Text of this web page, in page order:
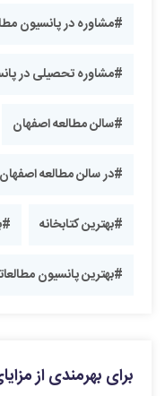
#مشاوره در پانسیون
#مشاوره تحصیلی در
#سالن مطالعه اصفهان
#در سالن مطالعه اصفهان
#بهترین کتابخانه
#بهترین پانسیون
برای بهرمندی از